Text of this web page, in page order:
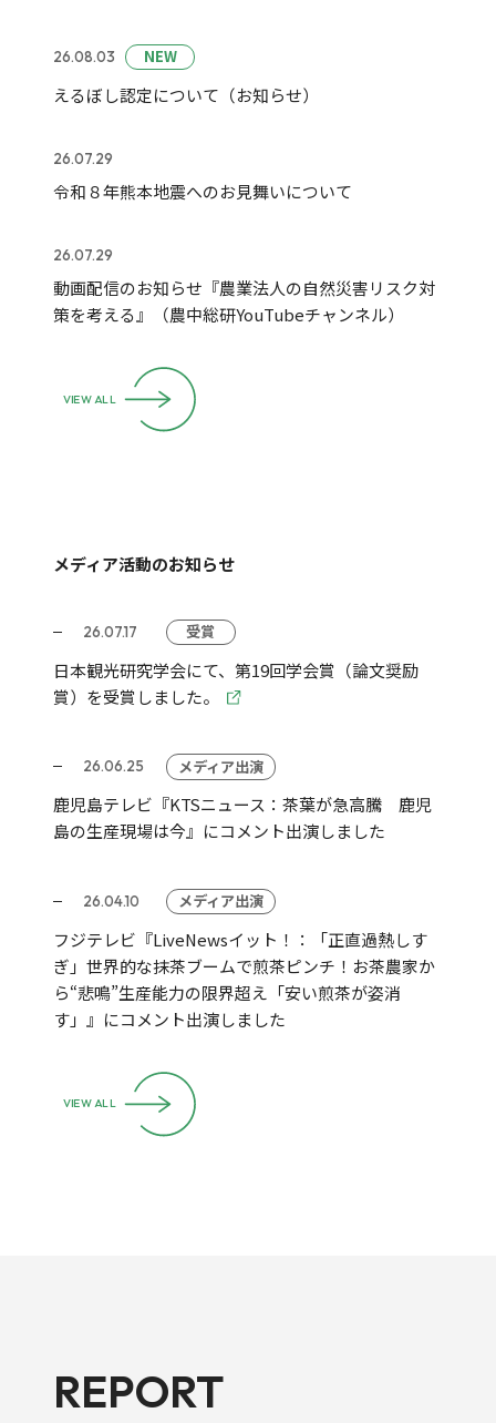
26.08.03 NEW
えるぼし認定について（お知らせ）
26.07.29
令和８年熊本地震へのお見舞いについて
26.07.29
動画配信のお知らせ『農業法人の自然災害リスク対
策を考える』（農中総研YouTubeチャンネル）
VIEW ALL
メディア活動のお知らせ
26.07.17 受賞
日本観光研究学会にて、第19回学会賞（論文奨励
賞）を受賞しました。
26.06.25 メディア出演
鹿児島テレビ『KTSニュース：茶葉が急高騰 鹿児
島の生産現場は今』にコメント出演しました
26.04.10 メディア出演
フジテレビ『LiveNewsイット！：「正直過熱しす
ぎ」世界的な抹茶ブームで煎茶ピンチ！お茶農家か
ら“悲鳴”生産能力の限界超え「安い煎茶が姿消
す」』にコメント出演しました
VIEW ALL
REPORT